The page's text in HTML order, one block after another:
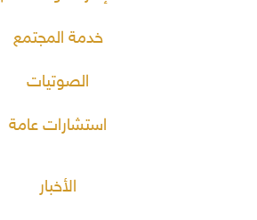
خدمة المجتمع
الصوتيات
استشارات عامة
الأخبار